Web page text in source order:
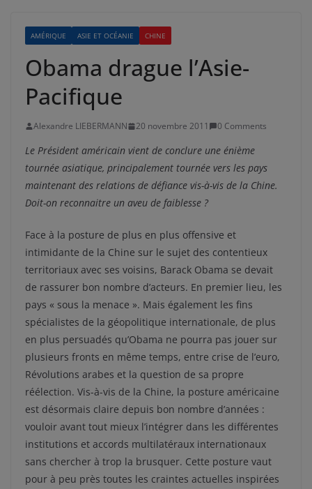
AMÉRIQUE ASIE ET OCÉANIE CHINE
Obama drague l’Asie-
Pacifique
Alexandre LIEBERMANN 20 novembre 2011 0 Comments
Le Président américain vient de conclure une énième
tournée asiatique, principalement tournée vers les pays
maintenant des relations de défiance vis-à-vis de la Chine.
Doit-on reconnaitre un aveu de faiblesse ?
Face à la posture de plus en plus offensive et
intimidante de la Chine sur le sujet des contentieux
territoriaux avec ses voisins, Barack Obama se devait
de rassurer bon nombre d’acteurs. En premier lieu, les
pays « sous la menace ». Mais également les fins
spécialistes de la géopolitique internationale, de plus
en plus persuadés qu’Obama ne pourra pas jouer sur
plusieurs fronts en même temps, entre crise de l’euro,
Révolutions arabes et la question de sa propre
réélection. Vis-à-vis de la Chine, la posture américaine
est désormais claire depuis bon nombre d’années :
vouloir avant tout mieux l’intégrer dans les différentes
institutions et accords multilatéraux internationaux
sans chercher à trop la brusquer. Cette posture vaut
pour à peu près toutes les craintes actuelles inspirées